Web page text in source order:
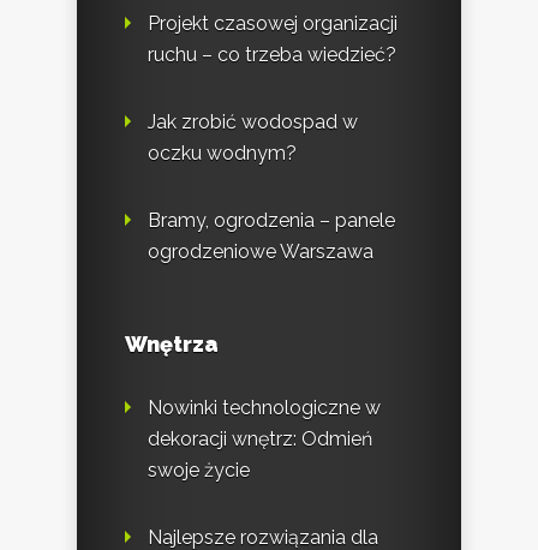
Projekt czasowej organizacji
ruchu – co trzeba wiedzieć?
Jak zrobić wodospad w
oczku wodnym?
Bramy, ogrodzenia – panele
ogrodzeniowe Warszawa
Wnętrza
Nowinki technologiczne w
dekoracji wnętrz: Odmień
swoje życie
Najlepsze rozwiązania dla